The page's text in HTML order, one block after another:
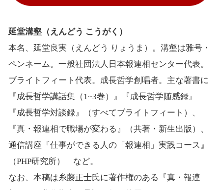
延堂溝壑（えんどう こうがく）
本名、延堂良実（えんどう りょうま）。溝壑は雅号・
ペンネーム。一般社団法人日本報連相センター代表。
ブライトフィート代表。成長哲学創唱者。主な著書に
『成長哲学講話集（1~3巻）』『成長哲学随感録』
『成長哲学対談録』（すべてブライトフィート）、
『真・報連相で職場が変わる』（共著・新生出版）、
通信講座『仕事ができる人の「報連相」実践コース』
（PHP研究所） など。
なお、本稿は糸藤正士氏に著作権のある『真・報連